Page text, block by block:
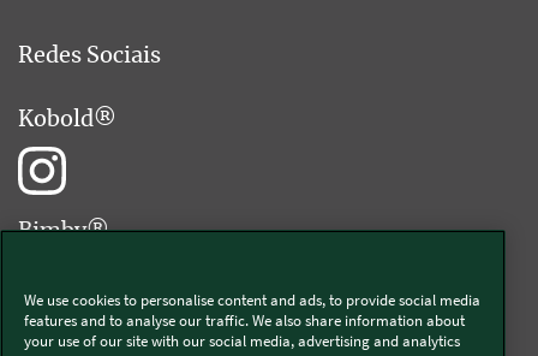
Redes Sociais
Kobold®
Bimby®
We use cookies to personalise content and ads, to provide social media
features and to analyse our traffic. We also share information about
your use of our site with our social media, advertising and analytics